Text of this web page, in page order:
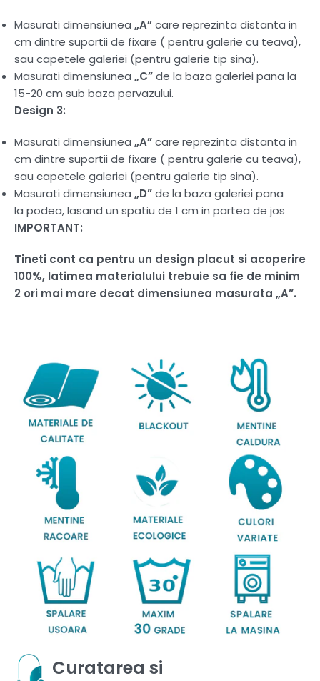
Masurati dimensiunea „A”care reprezinta distanta in
cm dintre suportii de fixare ( pentru galerie cu teava),
sau capetele galeriei (pentru galerie tip sina).
Masurati dimensiunea „C”de la baza galeriei pana la
15-20 cm sub baza pervazului.
Design 3:
Masurati dimensiunea „A”care reprezinta distanta in
cm dintre suportii de fixare ( pentru galerie cu teava),
sau capetele galeriei (pentru galerie tip sina).
Masurati dimensiunea „D”de la baza galeriei pana
la podea, lasand un spatiu de 1 cm in partea de jos
IMPORTANT:
Tineti cont ca pentru un design placut si acoperire
100%, latimea materialului trebuie sa fie de minim
2 ori mai mare decat dimensiunea masurata „A”.
Curatarea si